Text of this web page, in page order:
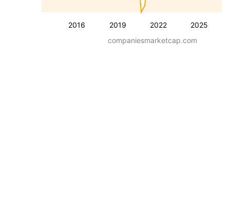
2016 2019 2022 2025
companiesmarketcap.com